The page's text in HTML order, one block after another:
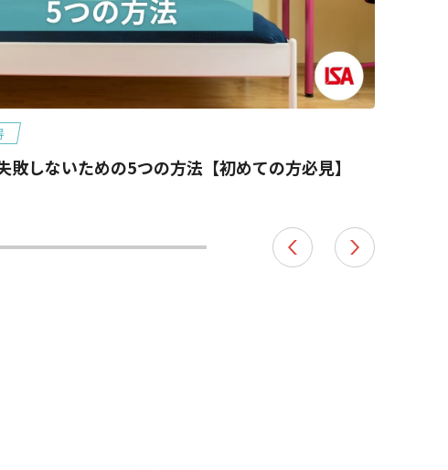
敗しないための5つの方法【初めての方必見】